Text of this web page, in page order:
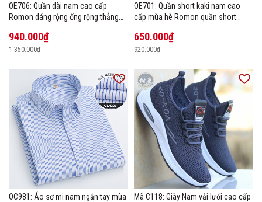
OE706: Quần dài nam cao cấp
Romon dáng rộng ống rộng thẳng
940.000₫
1.350.000₫
OE701: Quần short kaki nam cao
cấp mùa hè Romon quần short
650.000₫
920.000₫
OC981: Áo sơ mi nam ngắn tay mùa
Mã C118: Giày Nam vải lưới cao cấp